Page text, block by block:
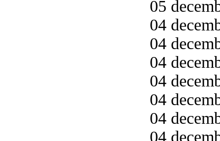
05
04
04
04
04
04
04
04